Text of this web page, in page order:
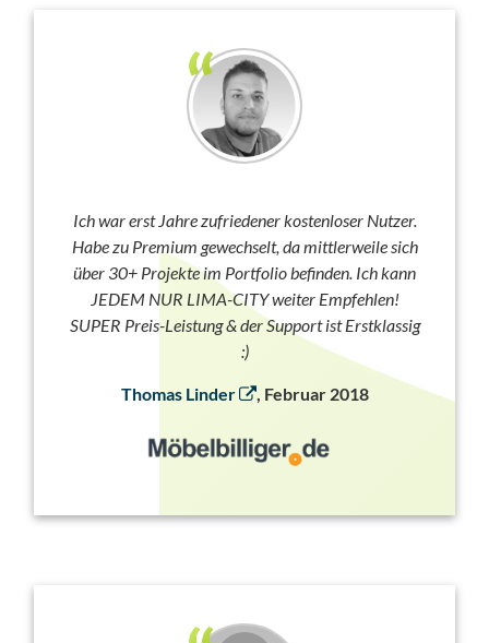
Ich war erst Jahre zufriedener kostenloser Nutzer.
Habe zu Premium gewechselt, da mittlerweile sich
über 30+ Projekte im Portfolio befinden. Ich kann
JEDEM NUR LIMA-CITY weiter Empfehlen!
SUPER Preis-Leistung & der Support ist Erstklassig
:)
Thomas Linder , Februar 2018